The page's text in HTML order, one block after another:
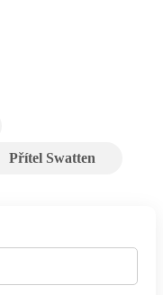
Přítel Swatten